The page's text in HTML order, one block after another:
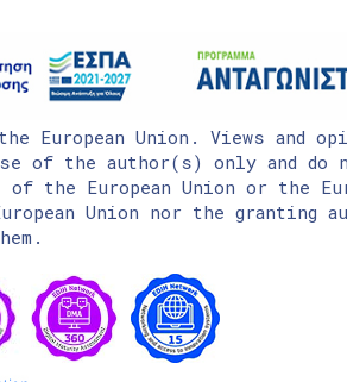
European Union. Views and
of the author(s) only and do
the European Union or the
Union nor the granting